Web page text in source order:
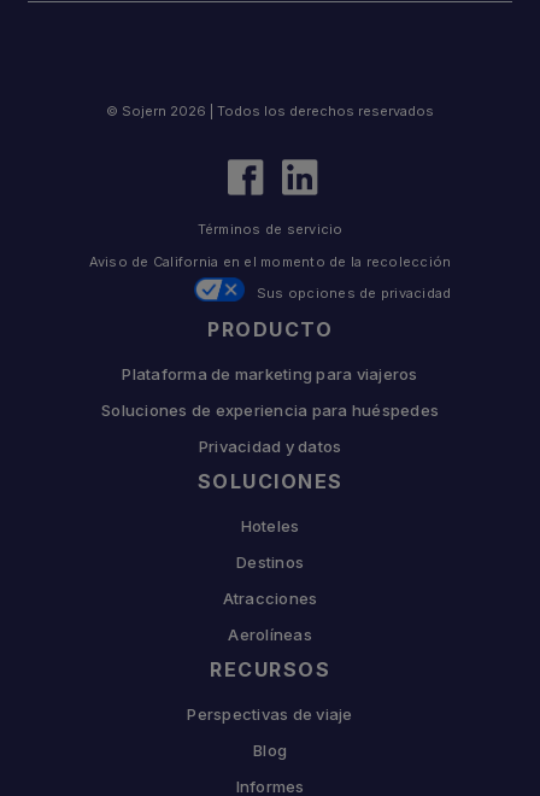
PRODUCTO
Plataforma de marketing para viajeros
Soluciones de experiencia para huéspedes
Privacidad y datos
SOLUCIONES
Hoteles
Destinos
Atracciones
Aerolíneas
RECURSOS
Perspectivas de viaje
Blog
Informes
© Sojern 2026 | Todos los derechos reservados
Términos de servicio
Aviso de California en el momento de la recolección
Sus opciones de privacidad